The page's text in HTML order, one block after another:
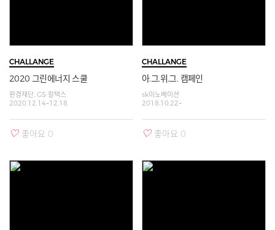
CHALLANGE
2020 그린에너지 스쿨
환경재단, GS 칼텍스
2020.12.14~12.18
좋아요 0
CHALLANGE
아.그.위.그. 캠페인
sk이노베이션
2018.10.22~
좋아요 0
자세히보기 자세히보기